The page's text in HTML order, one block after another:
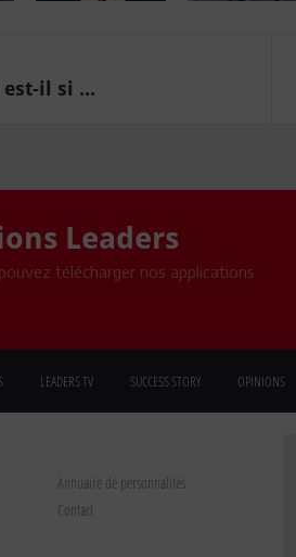
est-il si ...
Leaders
télécharger nos applications
LEADERS TV SUCCESS STORY OPINIONS
Annuaire de personnalités
Contact